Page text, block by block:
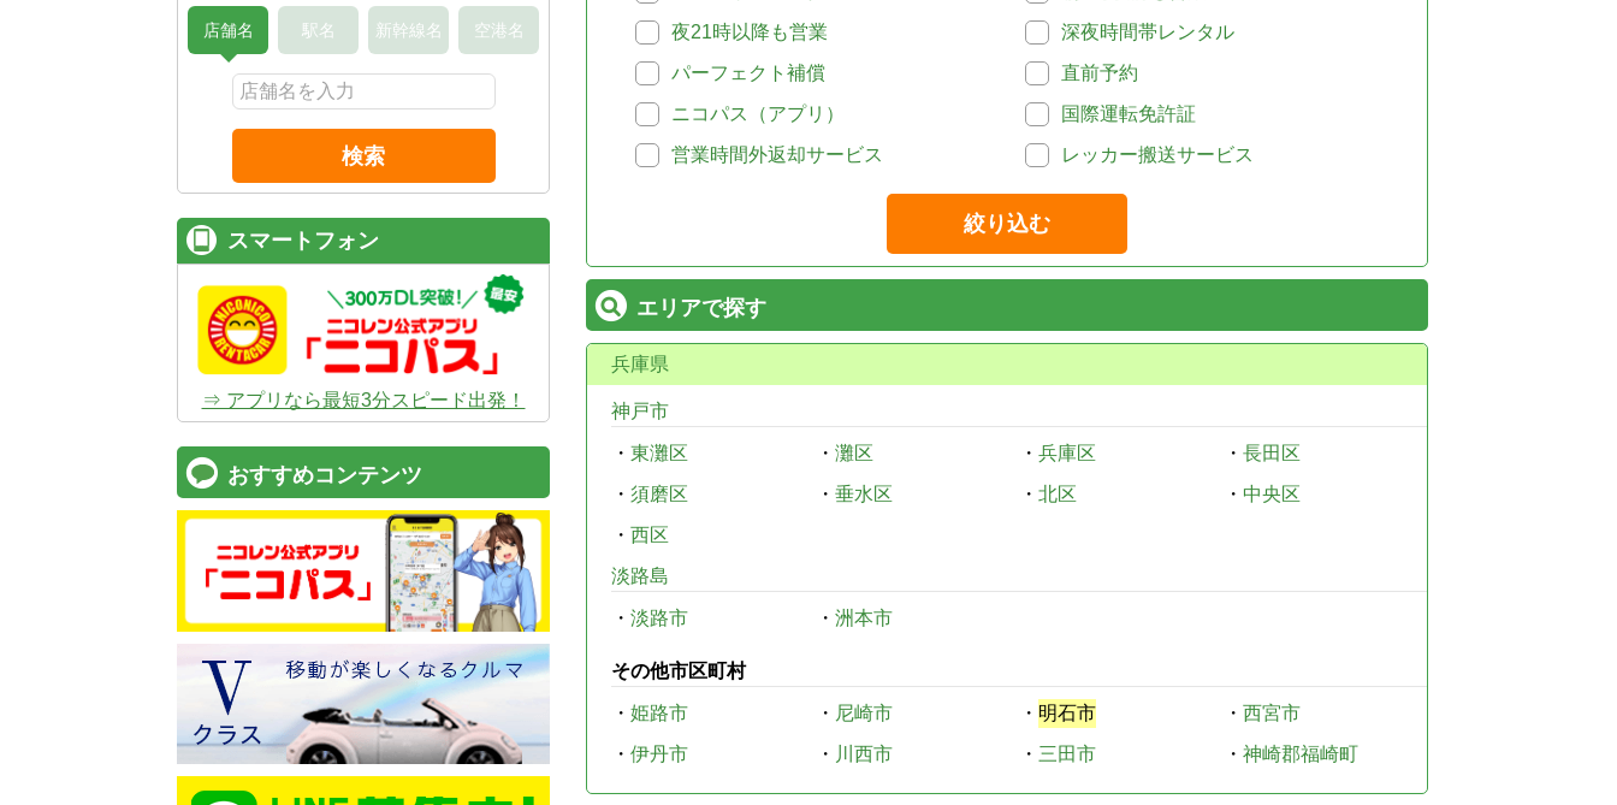
夜21時以降も営業
深夜時間帯レンタル
パーフェクト補償
直前予約
ニコパス（アプリ）
国際運転免許証
営業時間外返却サービス
レッカー搬送サービス
絞り込む
エリアで探す
兵庫県
神戸市
・ 東灘区 ・ 灘区 ・ 兵庫区 ・ 長田区
・ 須磨区 ・ 垂水区 ・ 北区 ・ 中央区
・ 西区
淡路島
・ 淡路市 ・ 洲本市
その他市区町村
・ 姫路市 ・ 尼崎市 ・ 明石市 ・ 西宮市
・ 伊丹市 ・ 川西市 ・ 三田市 ・ 神崎郡福崎町
店舗名 駅名 新幹線名 空港名
検索
スマートフォン
⇒ アプリなら最短3分スピード出発！
おすすめコンテンツ